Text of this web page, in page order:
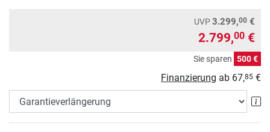
UVP3.299,00 €
2.799,00 €
Sie sparen 500 €
Finanzierung ab 67,85 €